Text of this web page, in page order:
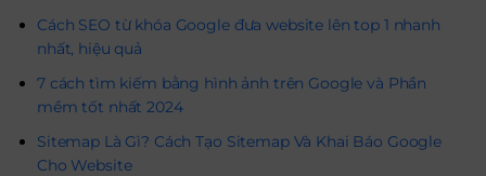
Cách SEO từ khóa Google đưa website lên top 1 nhanh
nhất, hiệu quả
7 cách tìm kiếm bằng hình ảnh trên Google và Phần
mềm tốt nhất 2024
Sitemap Là Gì? Cách Tạo Sitemap Và Khai Báo Google
Cho Website